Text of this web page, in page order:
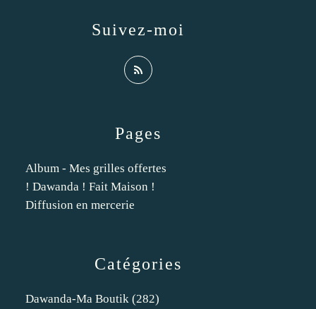
Catégories
Dawanda-Ma Boutik (282)
Pages
Album - Mes grilles offertes
! Dawanda ! Fait Maison !
Diffusion en mercerie
Suivez-moi